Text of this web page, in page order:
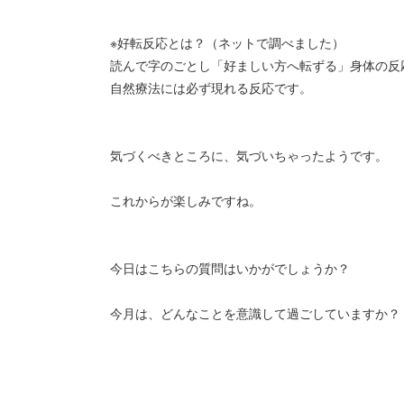
※好転反応とは？（ネットで調べました）
読んで字のごとし「好ましい方へ転ずる」身体の反
自然療法には必ず現れる反応です。
気づくべきところに、気づいちゃったようです。
これからが楽しみですね。
今日はこちらの質問はいかがでしょうか？
今月は、どんなことを意識して過ごしていますか？